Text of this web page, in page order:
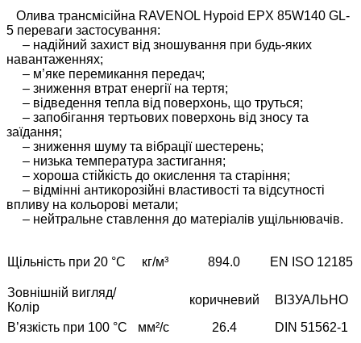
Олива трансмісійна RAVENOL Hypoid EPX 85W140 GL-
5 переваги застосування:
– надійний захист від зношування при будь-яких
навантаженнях;
– м’яке перемикання передач;
– зниження втрат енергії на тертя;
– відведення тепла від поверхонь, що труться;
– запобігання тертьових поверхонь від зносу та
заїдання;
– зниження шуму та вібрації шестерень;
– низька температура застигання;
– хороша стійкість до окислення та старіння;
– відмінні антикорозійні властивості та відсутності
впливу на кольорові метали;
– нейтральне ставлення до матеріалів ущільнювачів.
Щільність при 20 °C кг/м³ 894.0 EN ISO 12185
Зовнішній вигляд/
Колір
коричневий
ВІЗУАЛЬНО
В’язкість при 100 °C
мм²/с 26.4
DIN 51562-1